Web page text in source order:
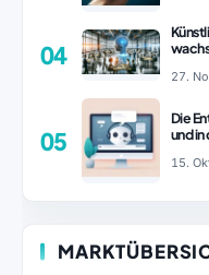
04
27.
05
Die
und in
15.